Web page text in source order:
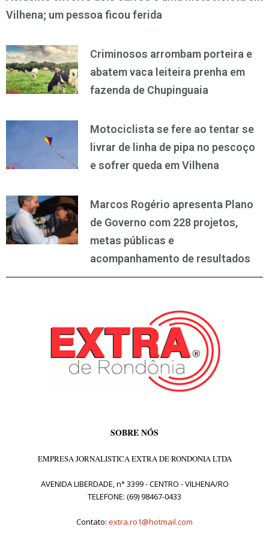
Vilhena; um pessoa ficou ferida
Criminosos arrombam porteira e
abatem vaca leiteira prenha em
fazenda de Chupinguaia
Motociclista se fere ao tentar se
livrar de linha de pipa no pescoço
e sofrer queda em Vilhena
Marcos Rogério apresenta Plano
de Governo com 228 projetos,
metas públicas e
acompanhamento de resultados
SOBRE NÓS
EMPRESA JORNALISTICA EXTRA DE RONDONIA LTDA
AVENIDA LIBERDADE, n° 3399 - CENTRO - VILHENA/RO
TELEFONE: (69) 98467-0433
Contato: extra.ro1@hotmail.com